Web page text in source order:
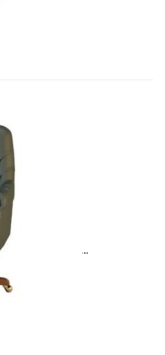
конфиде�...
€